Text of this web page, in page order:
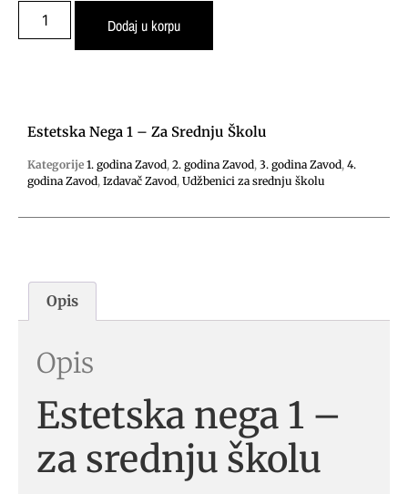
Dodaj u korpu
Estetska Nega 1 – Za Srednju Školu
Kategorije 1. godina Zavod, 2. godina Zavod, 3. godina Zavod, 4.
godina Zavod, Izdavač Zavod, Udžbenici za srednju školu
Opis
Opis
Estetska nega 1 –
za srednju školu